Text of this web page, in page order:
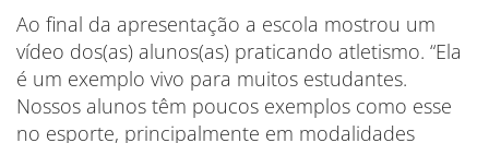
Ao final da apresentação a escola mostrou um
vídeo dos(as) alunos(as) praticando atletismo. “Ela
é um exemplo vivo para muitos estudantes.
Nossos alunos têm poucos exemplos como esse
no esporte, principalmente em modalidades